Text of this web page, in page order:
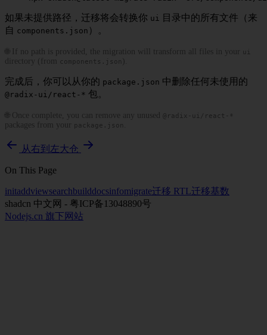
如果未提供路径，迁移将会转换你 ui
目录中的所有文件（来
自 components.json ）。
🌐 If no path is provided, the migration will transform all files in your ui
directory (from components.json ).
完成后，你可以从你的 package.json 中删除任何未使用的
@radix-ui/react-* 包。
🌐 Once complete, you can remove any unused @radix-ui/react-*
packages from your package.json
从右到左大仓
On This Page
initaddviewsearchbuilddocsinfomigrate迁移 RTL迁移基数
shadcn 中文网 - 粤ICP备13048890号
Nodejs.cn 旗下网站